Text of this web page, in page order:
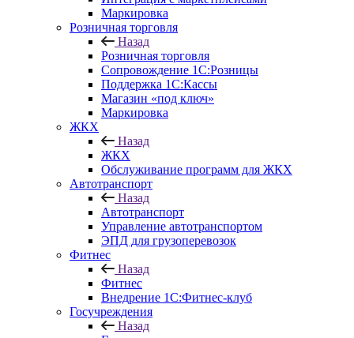
Маркировка
Розничная торговля
Назад
Розничная торговля
Сопровождение 1С:Розницы
Поддержка 1С:Кассы
Магазин «под ключ»
Маркировка
ЖКХ
Назад
ЖКХ
Обслуживание программ для ЖКХ
Автотранспорт
Назад
Автотранспорт
Управление автотранспортом
ЭПД для грузоперевозок
Фитнес
Назад
Фитнес
Внедрение 1С:Фитнес-клуб
Госучреждения
Назад